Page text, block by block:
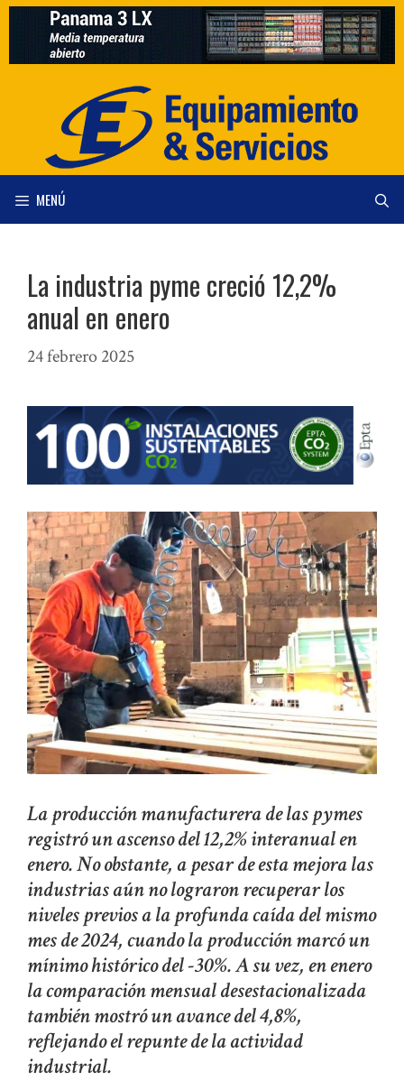
Saltar
contenido
MENÚ
La industria pyme creció 12,2%
anual en enero
24 febrero 2025
La producción manufacturera de las pymes
registró un ascenso del 12,2% interanual en
enero. No obstante, a pesar de esta mejora las
industrias aún no lograron recuperar los
niveles previos a la profunda caída del mismo
mes de 2024, cuando la producción marcó un
mínimo histórico del -30%. A su vez, en enero
la comparación mensual desestacionalizada
también mostró un avance del 4,8%,
reflejando el repunte de la actividad
industrial.